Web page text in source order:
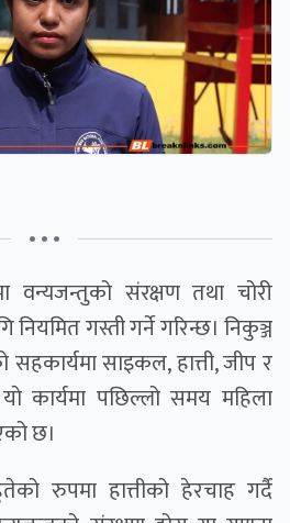
• • •
वन्यजन्तुको संरक्षण तथा चोरी
नियमित गस्ती गर्ने गरिन्छ। निकुञ्ज
साइकल, हात्ती, जीप र
कार्यमा पछिल्लो समय महिला
छ।
रुपमा हात्तीको हेरचाह गर्दै